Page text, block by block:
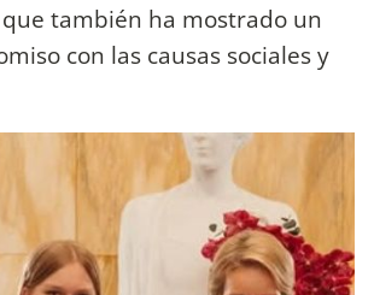
también ha mostrado un
con las causas sociales y